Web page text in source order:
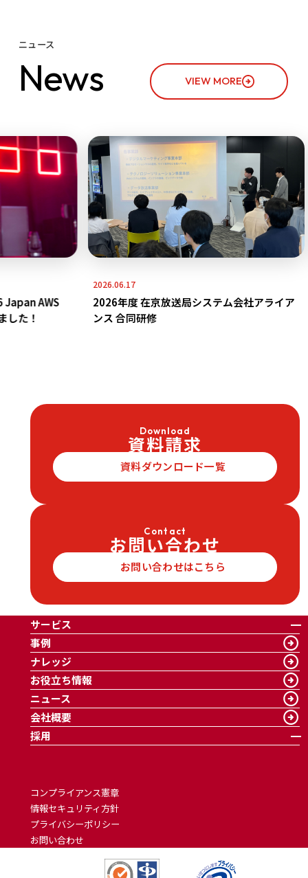
ニュース
News VIEW MORE
AWS
た！
2026.06.17
2026年度 在京放送局システム会社アライア
ンス 合同研修
Download
資料請求
資料ダウンロード一覧
Contact
お問い合わせ
お問い合わせはこちら
サービス
事例
ナレッジ
お役立ち情報
ニュース
会社概要
採用
コンプライアンス憲章
情報セキュリティ方針
プライバシーポリシー
お問い合わせ